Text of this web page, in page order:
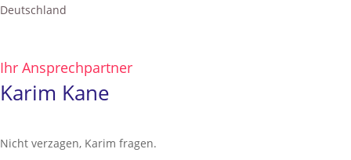
Deutschland
Ihr Ansprechpartner
Karim Kane
Nicht verzagen, Karim fragen.